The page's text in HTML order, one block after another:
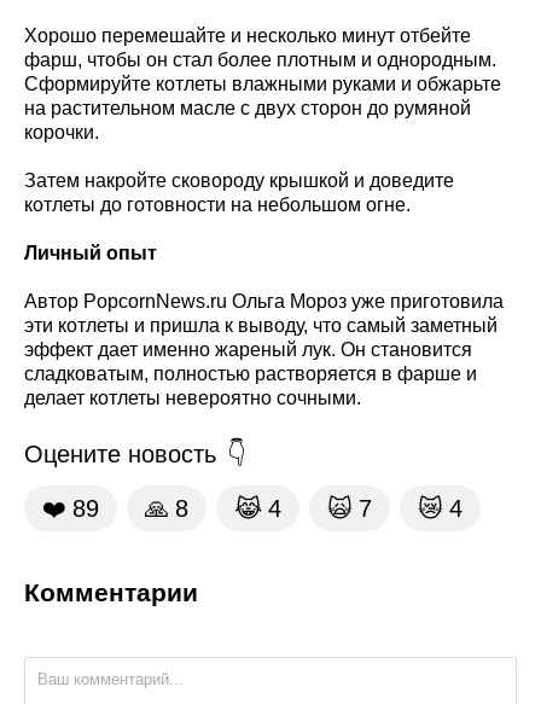
Хорошо перемешайте и несколько минут отбейте
фарш, чтобы он стал более плотным и однородным.
Сформируйте котлеты влажными руками и обжарьте
на растительном масле с двух сторон до румяной
корочки.
Затем накройте сковороду крышкой и доведите
котлеты до готовности на небольшом огне.
Личный опыт
Автор PopcornNews.ru Ольга Мороз уже приготовила
эти котлеты и пришла к выводу, что самый заметный
эффект дает именно жареный лук. Он становится
сладковатым, полностью растворяется в фарше и
делает котлеты невероятно сочными.
Оцените новость
❤️ 89 🙏 8 😹 4 🙀 7 😿 4
Комментарии